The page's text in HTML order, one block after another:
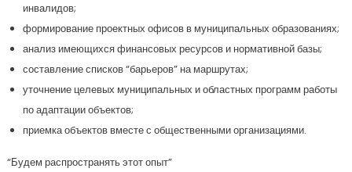
инвалидов;
формирование проектных офисов в муниципальных образованиях;
анализ имеющихся финансовых ресурсов и нормативной базы;
составление списков “барьеров” на маршрутах;
уточнение целевых муниципальных и областных программ работы
по адаптации объектов;
приемка объектов вместе с общественными организациями.
“Будем распространять этот опыт”